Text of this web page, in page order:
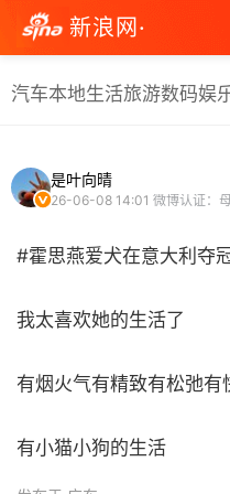
新浪网·
汽车本地生活旅游数码娱
是叶向晴
26-06-08 14:01 微博认证：
#霍思燕爱犬在意大利夺
我太喜欢她的生活了
有烟火气有精致有松弛有
有小猫小狗的生活 ​